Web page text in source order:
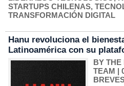
STARTUPS CHILENAS,
TRANSFORMACIÓN DIGITAL
Hanu revoluciona el
Latinoamérica con su
BY THE
TEAM |